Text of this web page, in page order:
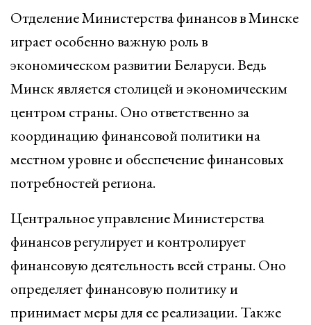
Отделение Министерства финансов в Минске
играет особенно важную роль в
экономическом развитии Беларуси. Ведь
Минск является столицей и экономическим
центром страны. Оно ответственно за
координацию финансовой политики на
местном уровне и обеспечение финансовых
потребностей региона.
Центральное управление Министерства
финансов регулирует и контролирует
финансовую деятельность всей страны. Оно
определяет финансовую политику и
принимает меры для ее реализации. Также